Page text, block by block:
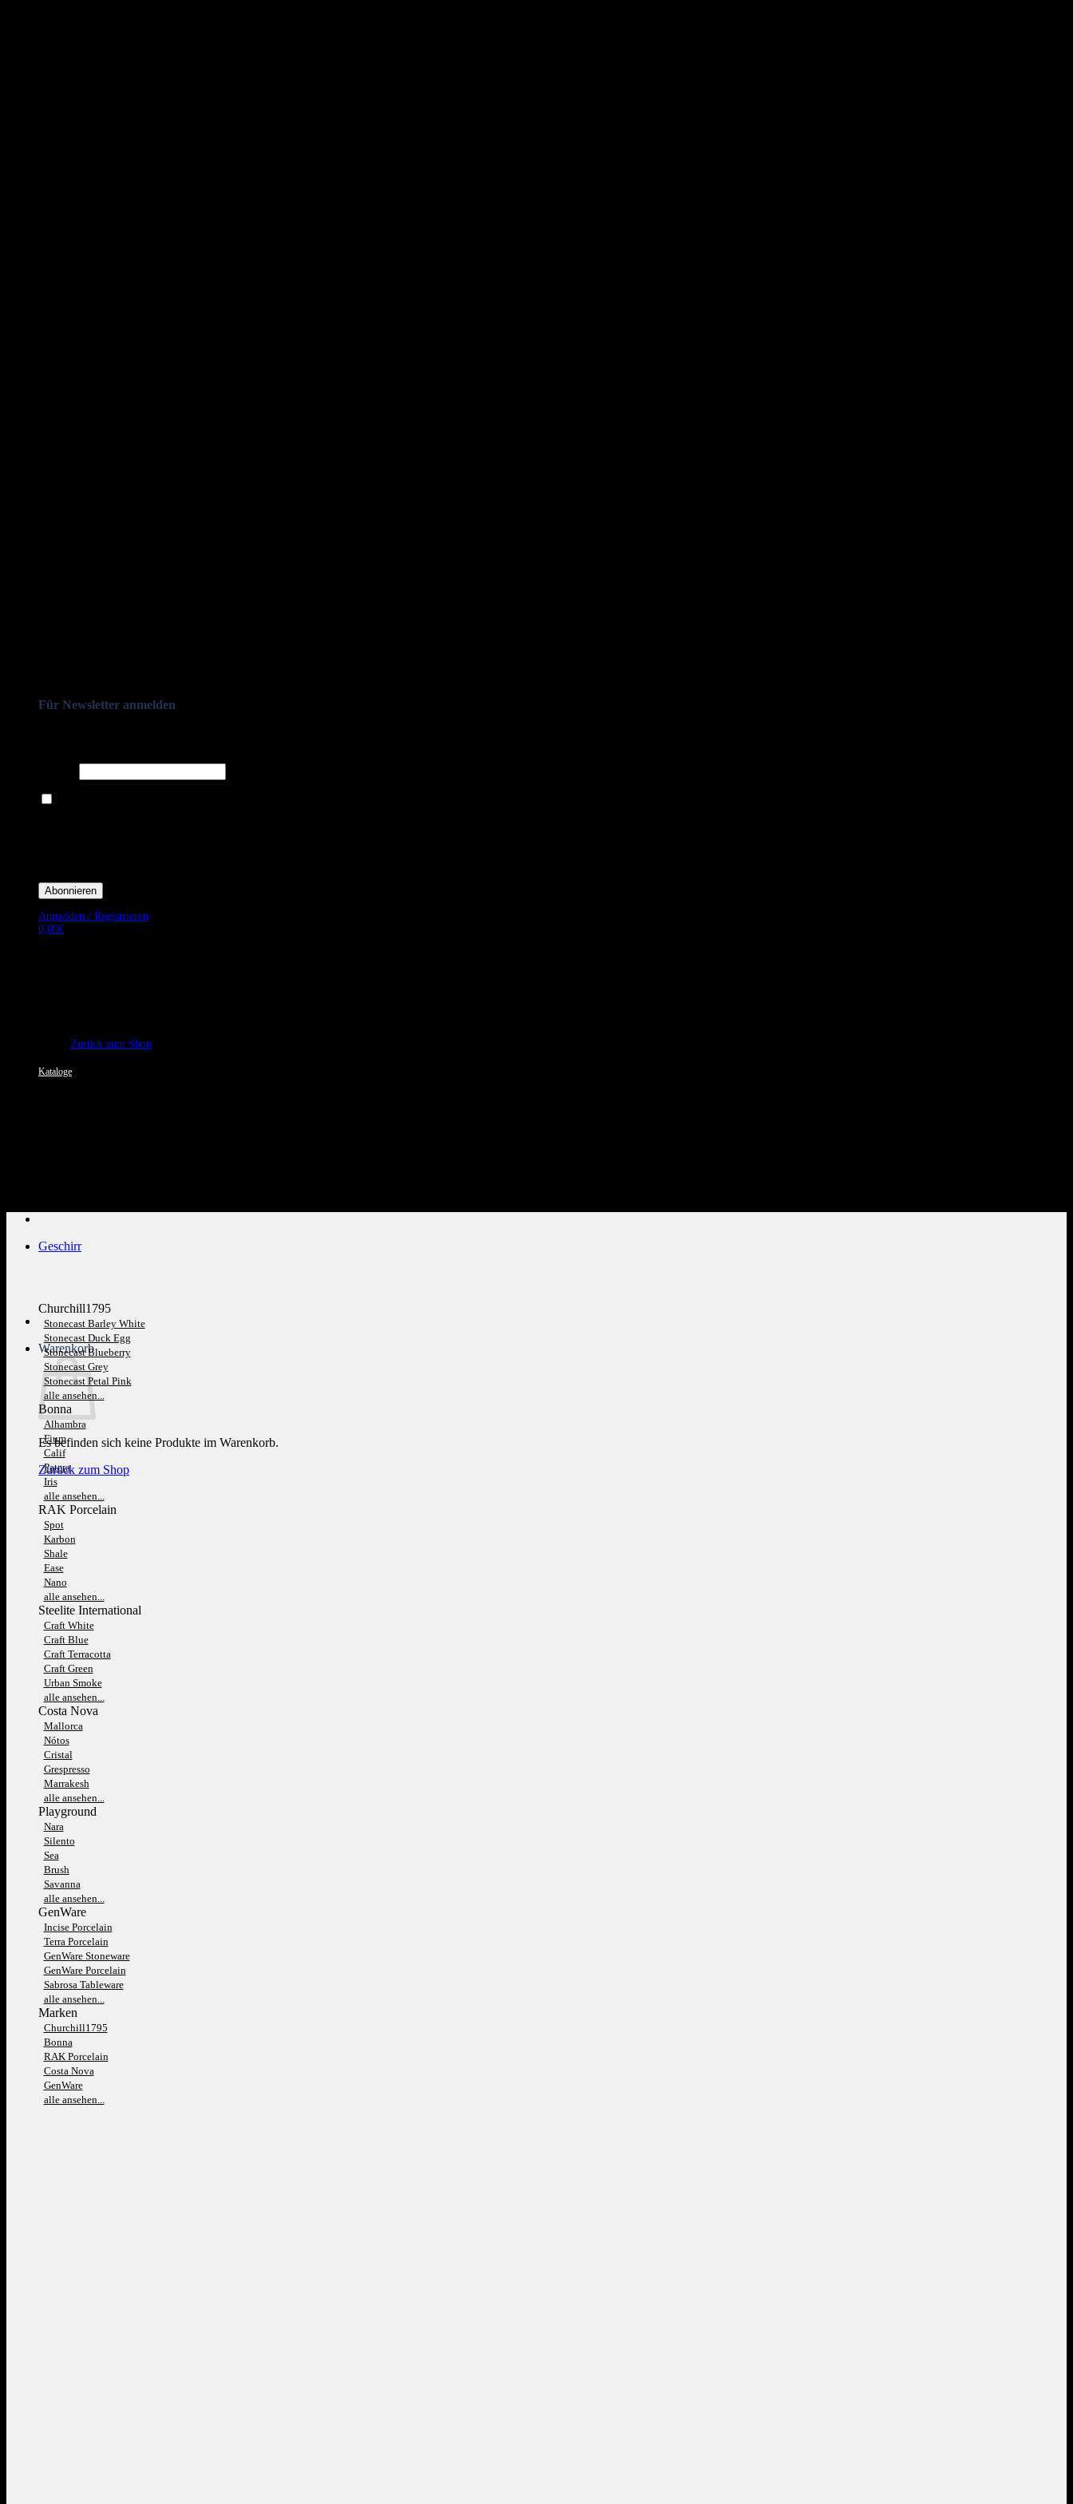
Für Newsletter anmelden
Anmelden / Registrieren
0,00€
Zurück zum Shop
Kataloge
Warenkorb
Es befinden sich keine Produkte im Warenkorb.
Zurück zum Shop
Geschirr
Churchill1795
Stonecast Barley White
Stonecast Duck Egg
Stonecast Blueberry
Stonecast Grey
Stonecast Petal Pink
alle ansehen...
Bonna
Alhambra
Fium
Calif
Patera
Iris
alle ansehen...
RAK Porcelain
Spot
Karbon
Shale
Ease
Nano
alle ansehen...
Steelite International
Craft White
Craft Blue
Craft Terracotta
Craft Green
Urban Smoke
alle ansehen...
Costa Nova
Mallorca
Nótos
Cristal
Grespresso
Marrakesh
alle ansehen...
Playground
Nara
Silento
Sea
Brush
Savanna
alle ansehen...
GenWare
Incise Porcelain
Terra Porcelain
GenWare Stoneware
GenWare Porcelain
Sabrosa Tableware
alle ansehen...
Marken
Churchill1795
Bonna
RAK Porcelain
Costa Nova
GenWare
alle ansehen...